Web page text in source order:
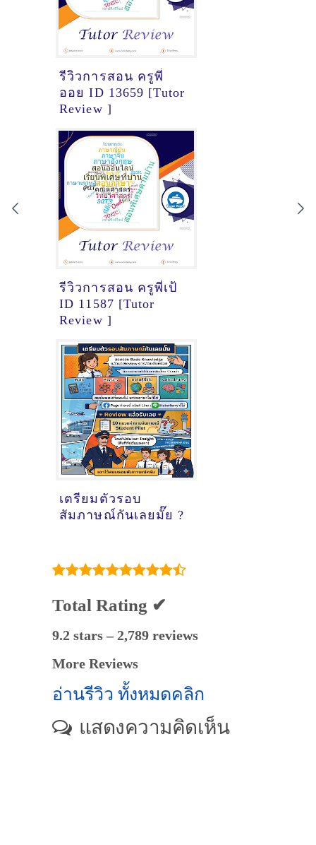
รีวิวการสอน ครูพี่
ออย ID 13659 [Tutor
Review ]
รีวิวการสอน ครูพี่เป้
ID 11587 [Tutor
Review ]
เตรียมตัวรอบ
สัมภาษณ์กันเลยมั๊ย ?
Total Rating ✔
9.2 stars – 2,789 reviews
More Reviews
อ่านรีวิว ทั้งหมดคลิก
แสดงความคิดเห็น